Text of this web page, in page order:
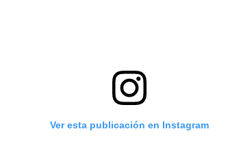
Ver esta publicación en Instagram